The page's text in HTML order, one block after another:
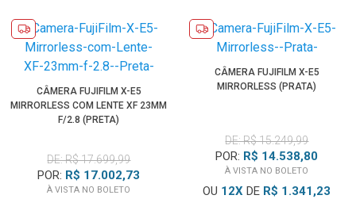
CÂMERA FUJIFILM X-E5
MIRRORLESS COM LENTE XF 23MM
F/2.8 (PRETA)
DE: R$ 17.699,99
POR: R$ 17.002,73
À VISTA NO BOLETO
CÂMERA FUJIFILM X-E5
MIRRORLESS (PRATA)
DE: R$ 15.249,99
POR: R$ 14.538,80
À VISTA NO BOLETO
OU 12X DE R$ 1.341,23